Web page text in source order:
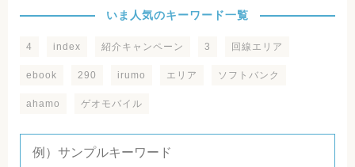
いま人気のキーワード一覧
4 index 紹介キャンペーン 3 回線エリア
ebook 290 irumo エリア ソフトバンク
ahamo ゲオモバイル